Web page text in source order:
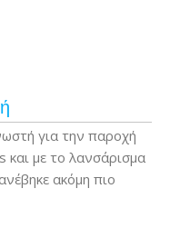
για την παροχή
με το λανσάρισμα
ακόμη πιο